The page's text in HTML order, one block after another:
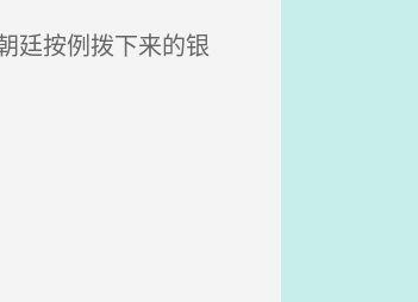
廷按例拨下来的银